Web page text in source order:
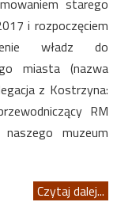
starego
i rozpoczęciem
władz do
miasta (nazwa
z Kostrzyna:
RM
muzeum
Czytaj dalej...